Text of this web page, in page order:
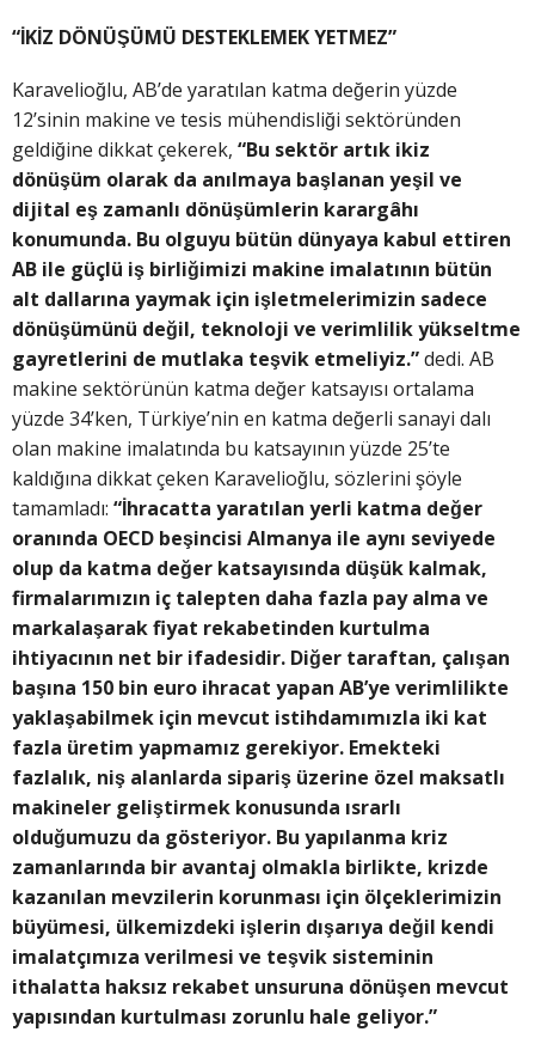
“İKİZ DÖNÜŞÜMÜ DESTEKLEMEK YETMEZ”
Karavelioğlu, AB’de yaratılan katma değerin yüzde
12’sinin makine ve tesis mühendisliği sektöründen
geldiğine dikkat çekerek, “Bu sektör artık ikiz
dönüşüm olarak da anılmaya başlanan yeşil ve
dijital eş zamanlı dönüşümlerin karargâhı
konumunda. Bu olguyu bütün dünyaya kabul ettiren
AB ile güçlü iş birliğimizi makine imalatının bütün
alt dallarına yaymak için işletmelerimizin sadece
dönüşümünü değil, teknoloji ve verimlilik yükseltme
gayretlerini de mutlaka teşvik etmeliyiz.”dedi. AB
makine sektörünün katma değer katsayısı ortalama
yüzde 34’ken, Türkiye’nin en katma değerli sanayi dalı
olan makine imalatında bu katsayının yüzde 25’te
kaldığına dikkat çeken Karavelioğlu, sözlerini şöyle
tamamladı: “İhracatta yaratılan yerli katma değer
oranında OECD beşincisi Almanya ile aynı seviyede
olup da katma değer katsayısında düşük kalmak,
firmalarımızın iç talepten daha fazla pay alma ve
markalaşarak fiyat rekabetinden kurtulma
ihtiyacının net bir ifadesidir. Diğer taraftan, çalışan
başına 150 bin euro ihracat yapan AB’ye verimlilikte
yaklaşabilmek için mevcut istihdamımızla iki kat
fazla üretim yapmamız gerekiyor. Emekteki
fazlalık, niş alanlarda sipariş üzerine özel maksatlı
makineler geliştirmek konusunda ısrarlı
olduğumuzu da gösteriyor. Bu yapılanma kriz
zamanlarında bir avantaj olmakla birlikte, krizde
kazanılan mevzilerin korunması için ölçeklerimizin
büyümesi, ülkemizdeki işlerin dışarıya değil kendi
imalatçımıza verilmesi ve teşvik sisteminin
ithalatta haksız rekabet unsuruna dönüşen mevcut
yapısından kurtulması zorunlu hale geliyor.”